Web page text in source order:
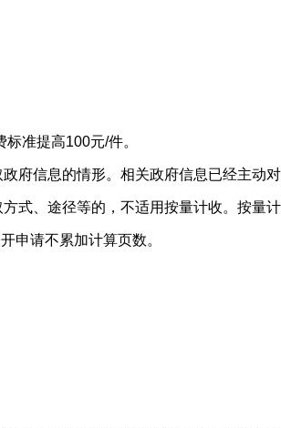
准提高100元/件。
府信息的情形。相关政府信息已经主动
式、途径等的，不适用按量计收。按量
申请不累加计算页数。